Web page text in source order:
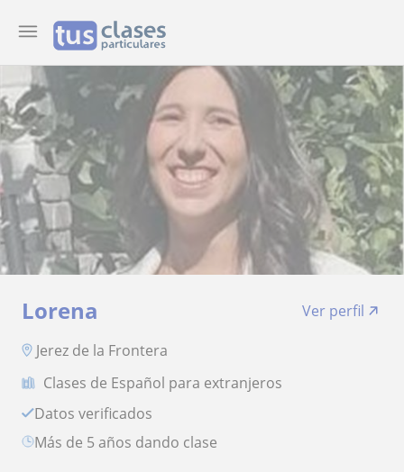
Lorena
Ver perfil
Jerez de la Frontera
Clases de Español para extranjeros
Datos verificados
más de 5 años dando clase